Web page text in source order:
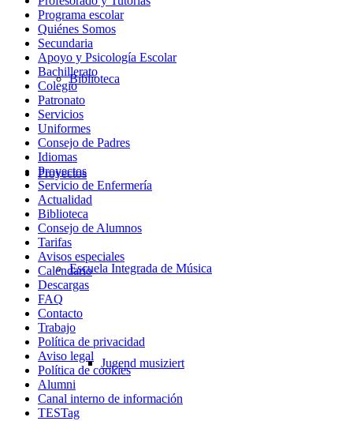
Biblioteca
Proyectos
Escuela Integrada de Música
Jugend musiziert
Programa escolar
Quiénes Somos
Secundaria
Apoyo y Psicología Escolar
Bachillerato
Colegio
Patronato
Servicios
Uniformes
Consejo de Padres
Idiomas
Proyectos
Servicio de Enfermería
Actualidad
Biblioteca
Consejo de Alumnos
Tarifas
Avisos especiales
Calendario
Descargas
FAQ
Contacto
Trabajo
Política de privacidad
Aviso legal
Política de cookies
Alumni
Canal interno de información
TESTag